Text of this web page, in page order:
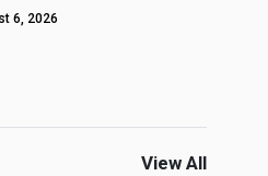
6, 2026
View All